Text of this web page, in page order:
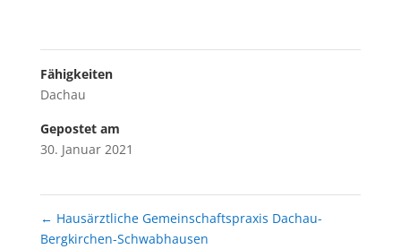
Fähigkeiten
Dachau
Gepostet am
30. Januar 2021
← Hausärztliche Gemeinschaftspraxis Dachau-
Bergkirchen-Schwabhausen